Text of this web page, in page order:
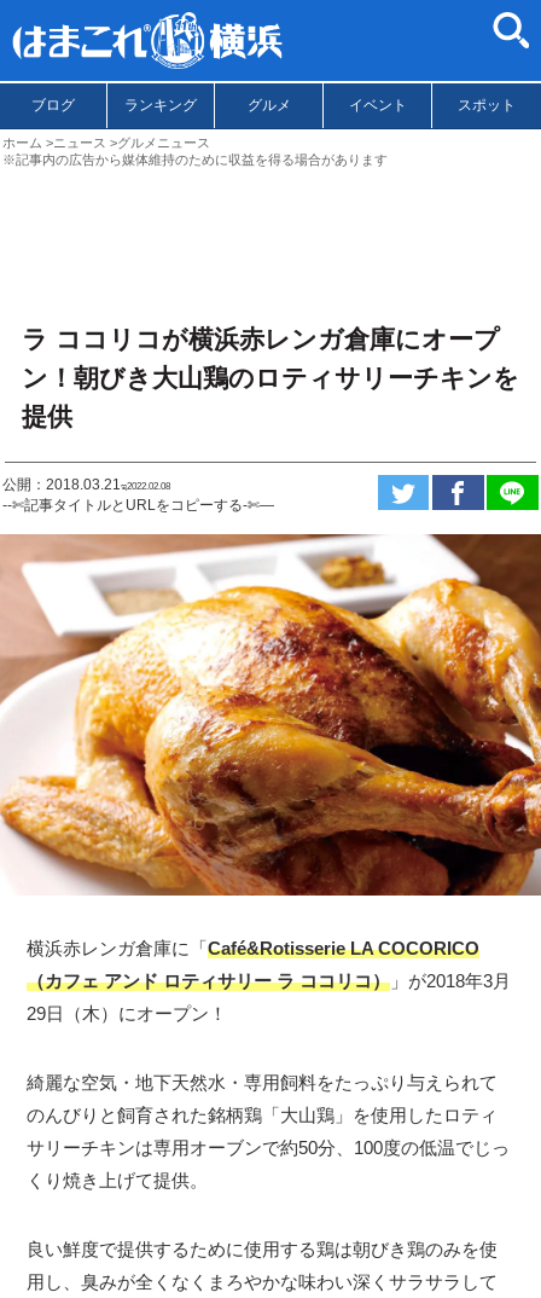
ブログ ランキング グルメ イベント スポット
ホーム ニュース
グルメニュース
※記事内の広告から媒体維持のために収益を得る場合があります
ラ ココリコが横浜赤レンガ倉庫にオープ
ン！朝びき大山鶏のロティサリーチキンを
提供
公開：2018.03.21ಇ2022.02.08
--✄記事タイトルとURLをコピーする-✄—
横浜赤レンガ倉庫に「Café&Rotisserie LA COCORICO
（カフェ アンド ロティサリー ラ ココリコ） 」が2018年3月
29日（木）にオープン！
綺麗な空気・地下天然水・専用飼料をたっぷり与えられて
のんびりと飼育された銘柄鶏「大山鶏」を使用したロティ
サリーチキンは専用オーブンで約50分、100度の低温でじっ
くり焼き上げて提供。
良い鮮度で提供するために使用する鶏は朝びき鶏のみを使
用し、臭みが全くなくまろやかな味わい深くサラサラして